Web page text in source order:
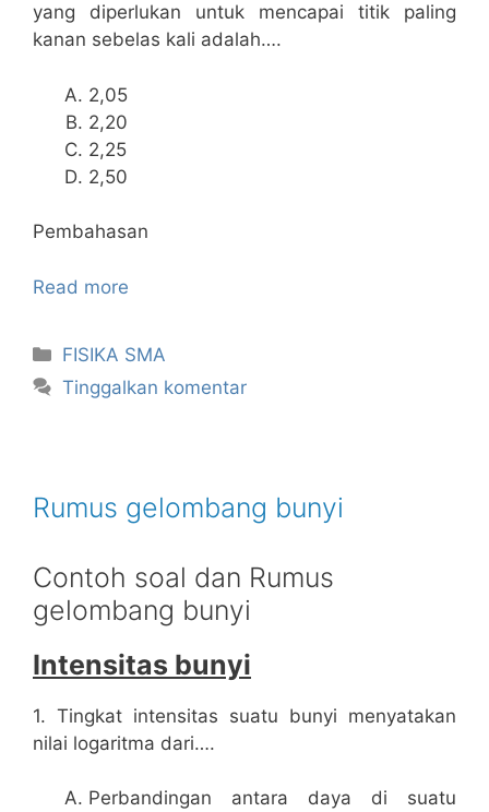
yang diperlukan untuk mencapai titik paling
kanan sebelas kali adalah….
2,05
2,20
2,25
2,50
Pembahasan
Read more
Kategori
FISIKA SMA
Tinggalkan komentar
Rumus gelombang bunyi
Contoh soal dan Rumus
gelombang bunyi
Intensitas bunyi
1. Tingkat intensitas suatu bunyi menyatakan
nilai logaritma dari….
Perbandingan antara daya di suatu